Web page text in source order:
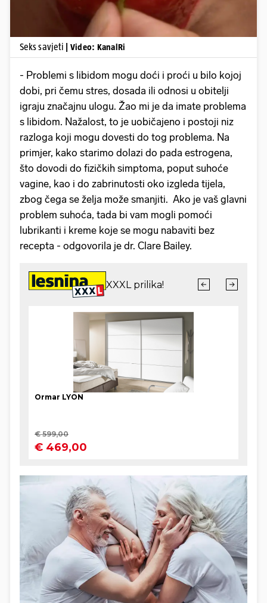
Seks savjeti | Video: KanalRi
- Problemi s libidom mogu doći i proći u bilo kojoj
dobi, pri čemu stres, dosada ili odnosi u obitelji
igraju značajnu ulogu. Žao mi je da imate problema
s libidom. Nažalost, to je uobičajeno i postoji niz
razloga koji mogu dovesti do tog problema. Na
primjer, kako starimo dolazi do pada estrogena,
što dovodi do fizičkih simptoma, poput suhoće
vagine, kao i do zabrinutosti oko izgleda tijela,
zbog čega se želja može smanjiti. Ako je vaš glavni
problem suhoća, tada bi vam mogli pomoći
lubrikanti i kreme koje se mogu nabaviti bez
recepta - odgovorila je dr. Clare Bailey.